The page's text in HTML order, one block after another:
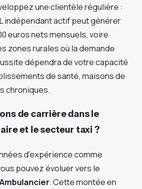
une clientèle régulière :
indépendant actif peut générer
euros nets mensuels, voire
zones rurales où la demande
dépendra de votre capacité
de santé, maisons de
chroniques.
de carrière dans le
et le secteur taxi ?
d’expérience comme
pouvez évoluer vers le
. Cette montée en